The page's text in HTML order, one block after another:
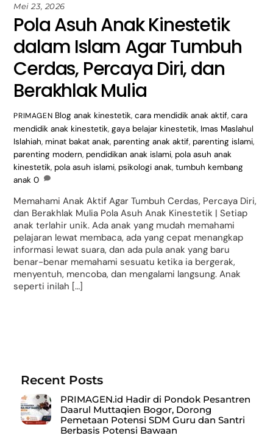
Mei 23, 2026
Pola Asuh Anak Kinestetik
dalam Islam Agar Tumbuh
Cerdas, Percaya Diri, dan
Berakhlak Mulia
PRIMAGEN Blog anak kinestetik,cara mendidik anak aktif,cara
mendidik anak kinestetik,gaya belajar kinestetik, Imas Maslahul
Islahiah, minat bakat anak, parenting anak aktif, parenting islami,
parenting modern, pendidikan anak islami, pola asuh anak
kinestetik, pola asuh islami, psikologi anak,tumbuh kembang
anak 0
Memahami Anak Aktif Agar Tumbuh Cerdas, Percaya Diri,
dan Berakhlak Mulia Pola Asuh Anak Kinestetik | Setiap
anak terlahir unik. Ada anak yang mudah memahami
pelajaran lewat membaca, ada yang cepat menangkap
informasi lewat suara, dan ada pula anak yang baru
benar-benar memahami sesuatu ketika ia bergerak,
menyentuh, mencoba, dan mengalami langsung. Anak
seperti inilah […]
Recent Posts
PRIMAGEN.id Hadir di Pondok Pesantren
Daarul Muttaqien Bogor, Dorong
Pemetaan Potensi SDM Guru dan Santri
Berbasis Potensi Bawaan